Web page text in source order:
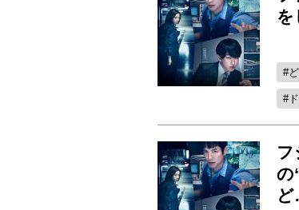
を
フ
の